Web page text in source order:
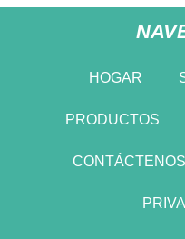
HOGAR
PRODUCTOS
CONTÁCTENOS